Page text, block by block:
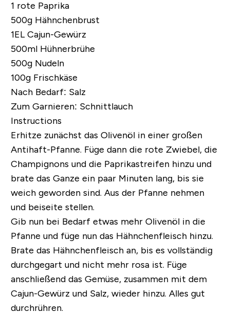
1 rote Paprika
500g Hähnchenbrust
1EL Cajun-Gewürz
500ml Hühnerbrühe
500g Nudeln
100g Frischkäse
Nach Bedarf: Salz
Zum Garnieren: Schnittlauch
Instructions
Erhitze zunächst das Olivenöl in einer großen
Antihaft-Pfanne. Füge dann die rote Zwiebel, die
Champignons und die Paprikastreifen hinzu und
brate das Ganze ein paar Minuten lang, bis sie
weich geworden sind. Aus der Pfanne nehmen
und beiseite stellen.
Gib nun bei Bedarf etwas mehr Olivenöl in die
Pfanne und füge nun das Hähnchenfleisch hinzu.
Brate das Hähnchenfleisch an, bis es vollständig
durchgegart und nicht mehr rosa ist. Füge
anschließend das Gemüse, zusammen mit dem
Cajun-Gewürz und Salz, wieder hinzu. Alles gut
durchrühren.